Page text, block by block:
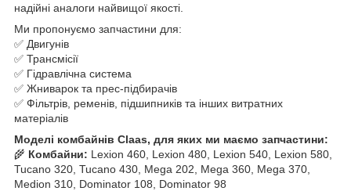
надійні аналоги найвищої якості.
Ми пропонуємо запчастини для:
✅ Двигунів
✅ Трансмісії
✅ Гідравлічна система
✅ Жниварок та прес-підбирачів
✅ Фільтрів, ременів, підшипників та інших витратних
матеріалів
Моделі комбайнів Claas, для яких ми маємо запчастини:
🌾 Комбайни: Lexion 460, Lexion 480, Lexion 540, Lexion 580,
Tucano 320, Tucano 430, Mega 202, Mega 360, Mega 370,
Medion 310, Dominator 108, Dominator 98